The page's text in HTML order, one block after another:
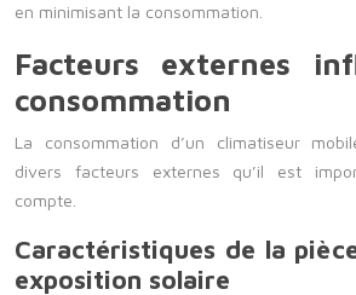
en minimisant la consommation.
Facteurs externes
consommation
La consommation d’un climatiseur
divers facteurs externes qu’il est
compte.
Caractéristiques de la
exposition solaire